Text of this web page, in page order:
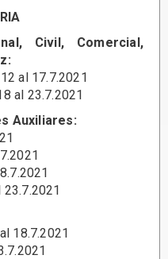
Civil, Comercial,
al 17.7.2021
al 23.7.2021
Auxiliares:
18.7.2021